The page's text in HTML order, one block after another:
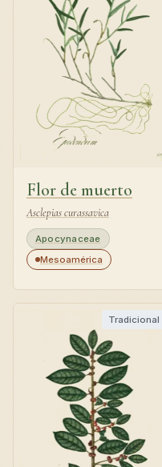
Flor de muerto
Asclepias curassavica
Apocynaceae
Mesoamérica
Tradicional